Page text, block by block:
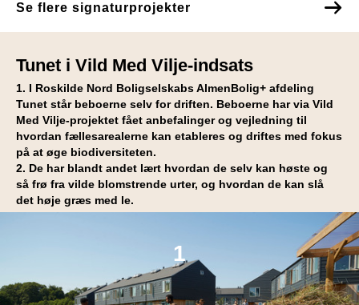
Se flere signaturprojekter
Tunet i Vild Med Vilje-indsats
1. I Roskilde Nord Boligselskabs AlmenBolig+ afdeling
Tunet står beboerne selv for driften. Beboerne har via Vild
Med Vilje-projektet fået anbefalinger og vejledning til
hvordan fællesarealerne kan etableres og driftes med fokus
på at øge biodiversiteten.
2. De har blandt andet lært hvordan de selv kan høste og
så frø fra vilde blomstrende urter, og hvordan de kan slå
det høje græs med le.
1